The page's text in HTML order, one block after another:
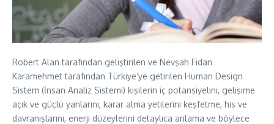
Robert Alan tarafından geliştirilen ve Nevşah Fidan
Karamehmet tarafından Türkiye’ye getirilen Human Design
Sistem (İnsan Analiz Sistemi) kişilerin iç potansiyelini, gelişime
açık ve güçlü yanlarını, karar alma yetilerini keşfetme, his ve
davranışlarını, enerji düzeylerini detaylıca anlama ve böylece